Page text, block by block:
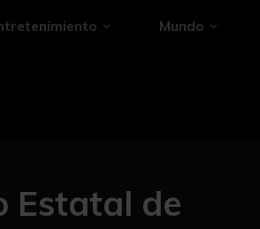
Mundo
Estatal de